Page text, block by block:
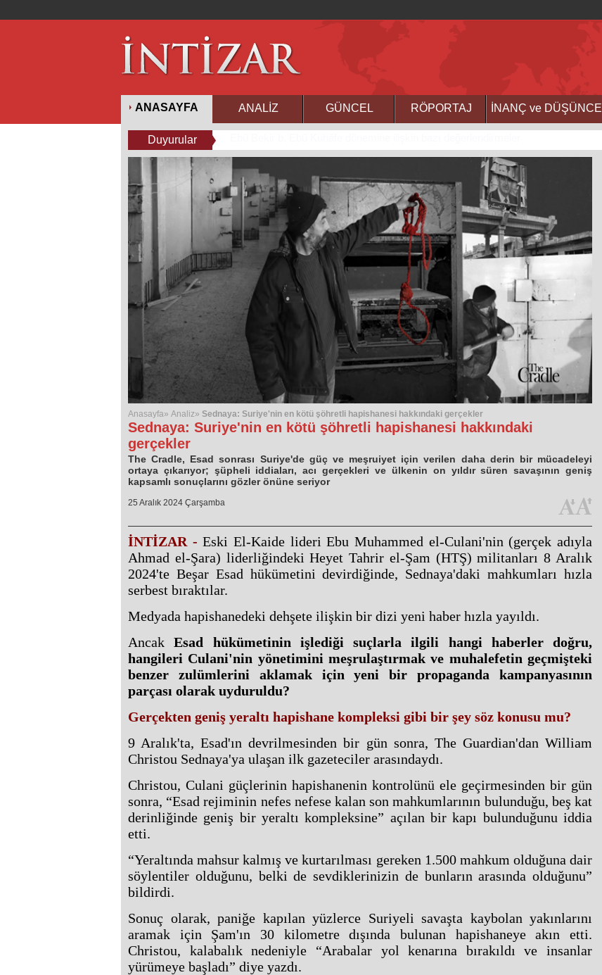
ANASAYFA ANALİZ GÜNCEL RÖPORTAJ İNANÇ ve DÜŞÜNCE
Duyurular
Anasayfa» Analiz» Sednaya: Suriye'nin en kötü şöhretli hapishanesi hakkındaki gerçekler
Sednaya: Suriye'nin en kötü şöhretli hapishanesi hakkındaki
gerçekler
The Cradle, Esad sonrası Suriye'de güç ve meşruiyet için verilen daha derin bir mücadeleyi
ortaya çıkarıyor; şüpheli iddiaları, acı gerçekleri ve ülkenin on yıldır süren savaşının geniş
kapsamlı sonuçlarını gözler önüne seriyor
25 Aralık 2024 Çarşamba
İNTİZAR - Eski El-Kaide lideri Ebu Muhammed el-Culani'nin (gerçek adıyla
Ahmad el-Şara) liderliğindeki Heyet Tahrir el-Şam (HTŞ) militanları 8 Aralık
2024'te Beşar Esad hükümetini devirdiğinde, Sednaya'daki mahkumları hızla
serbest bıraktılar.
Medyada hapishanedeki dehşete ilişkin bir dizi yeni haber hızla yayıldı.
AncakEsad hükümetinin işlediği suçlarla ilgili hangi haberler doğru,
hangileri Culani'nin yönetimini meşrulaştırmak ve muhalefetin geçmişteki
benzer zulümlerini aklamak için yeni bir propaganda kampanyasının
parçası olarak uyduruldu?
Gerçekten geniş yeraltı hapishane kompleksi gibi bir şey söz konusu mu?
9 Aralık'ta, Esad'ın devrilmesinden bir gün sonra, The Guardian'dan William
Christou Sednaya'ya ulaşan ilk gazeteciler arasındaydı.
Christou, Culani güçlerinin hapishanenin kontrolünü ele geçirmesinden bir gün
sonra, “Esad rejiminin nefes nefese kalan son mahkumlarının bulunduğu, beş kat
derinliğinde geniş bir yeraltı kompleksine” açılan bir kapı bulunduğunu iddia
etti.
“Yeraltında mahsur kalmış ve kurtarılması gereken 1.500 mahkum olduğuna dair
söylentiler olduğunu, belki de sevdiklerinizin de bunların arasında olduğunu”
bildirdi.
Sonuç olarak, paniğe kapılan yüzlerce Suriyeli savaşta kaybolan yakınlarını
aramak için Şam'ın 30 kilometre dışında bulunan hapishaneye akın etti.
Christou, kalabalık nedeniyle “Arabalar yol kenarına bırakıldı ve insanlar
yürümeye başladı” diye yazdı.